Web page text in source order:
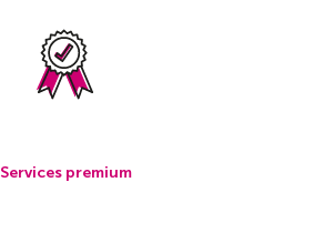
Services premium